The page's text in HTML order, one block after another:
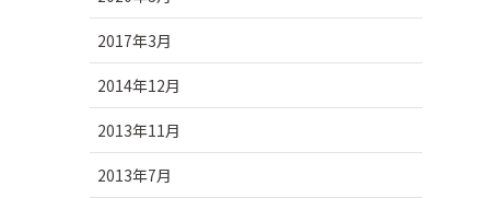
2017年3月
2014年12月
2013年11月
2013年7月